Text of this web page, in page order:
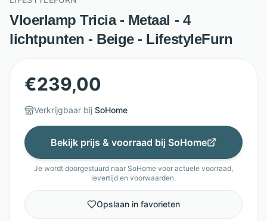
Vloerlamp Tricia - Metaal - 4
lichtpunten - Beige - LifestyleFurn
€239,00
Verkrijgbaar bij SoHome
Bekijk prijs & voorraad bij SoHome
Je wordt doorgestuurd naar SoHome voor actuele voorraad,
levertijd en voorwaarden.
Opslaan in favorieten